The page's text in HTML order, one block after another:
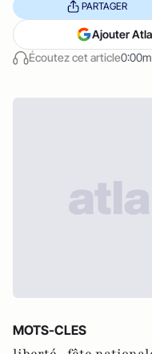
Écoutez cet article
PARTAGER
Ajouter
MOTS-CLES